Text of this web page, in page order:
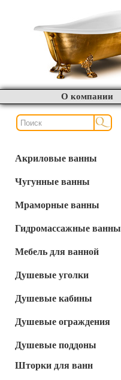
О компании
Акриловые ванны
Чугунные ванны
Мраморные ванны
Гидромассажные ванны
Мебель для ванной
Душевые уголки
Душевые кабины
Душевые ограждения
Душевые поддоны
Шторки для ванн